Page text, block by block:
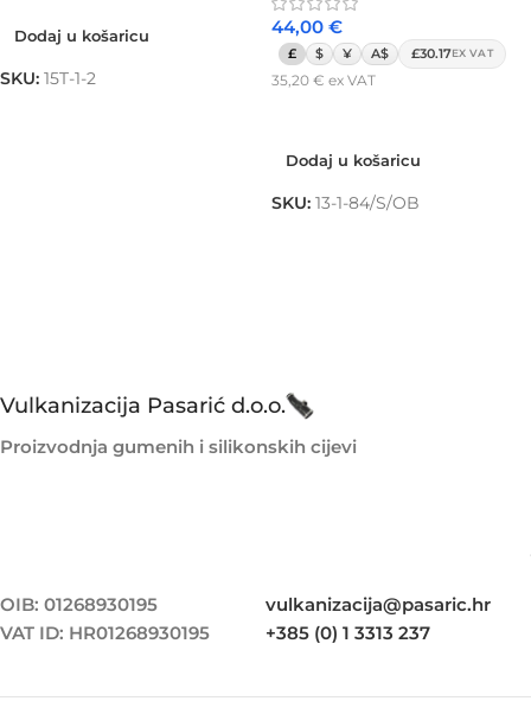
Dodaj u košaricu
SKU: 15T-1-2
44,00 €
£ $ ¥ A$ £30.17EX VAT
35,20 € ex VAT
Dodaj u košaricu
SKU: 13-1-84/S/OB
Vulkanizacija Pasarić d.o.o.
Proizvodnja gumenih i silikonskih cijevi
OIB: 01268930195
VAT ID: HR01268930195
vulkanizacija@pasaric.hr
+385 (0) 1 3313 237